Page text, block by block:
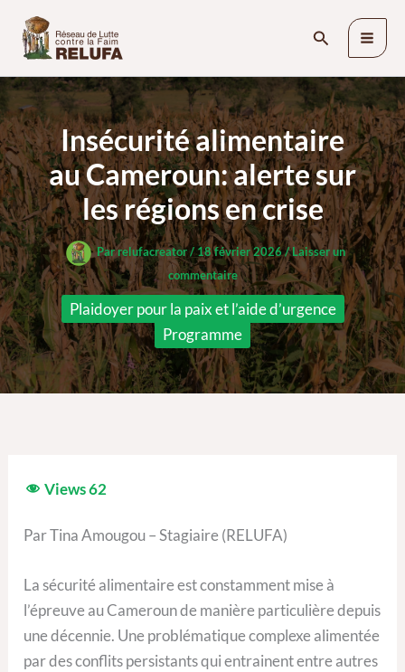
contenu
Rechercher
Insécurité alimentaire
au Cameroun: alerte sur
les régions en crise
Parrelufacreator/18 février 2026/Laisser un
commentaire
Plaidoyer pour la paix et l’aide d’urgence
Programme
Views62
Par Tina Amougou – Stagiaire (RELUFA)
La sécurité alimentaire est constamment mise à
l’épreuve au Cameroun de manière particulière depuis
une décennie. Une problématique complexe alimentée
par des conflits persistants qui entrainent entre autres